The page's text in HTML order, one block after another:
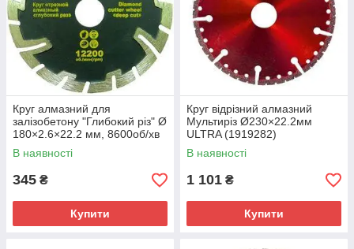
Круг алмазний для
залізобетону "Глибокий різ" Ø
180×2.6×22.2 мм, 8600об/хв
SIGMA (1923051)
В наявності
345 ₴
Купити
Круг відрізний алмазний
Мультиріз Ø230×22.2мм
ULTRA (1919282)
В наявності
1 101 ₴
Купити